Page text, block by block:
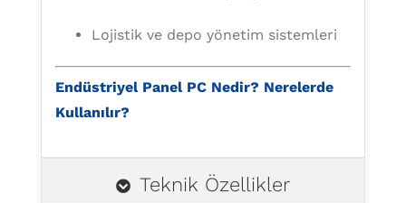
Lojistik ve depo yönetim sistemleri
Endüstriyel Panel PC Nedir? Nerelerde
Kullanılır?
Teknik Özellikler